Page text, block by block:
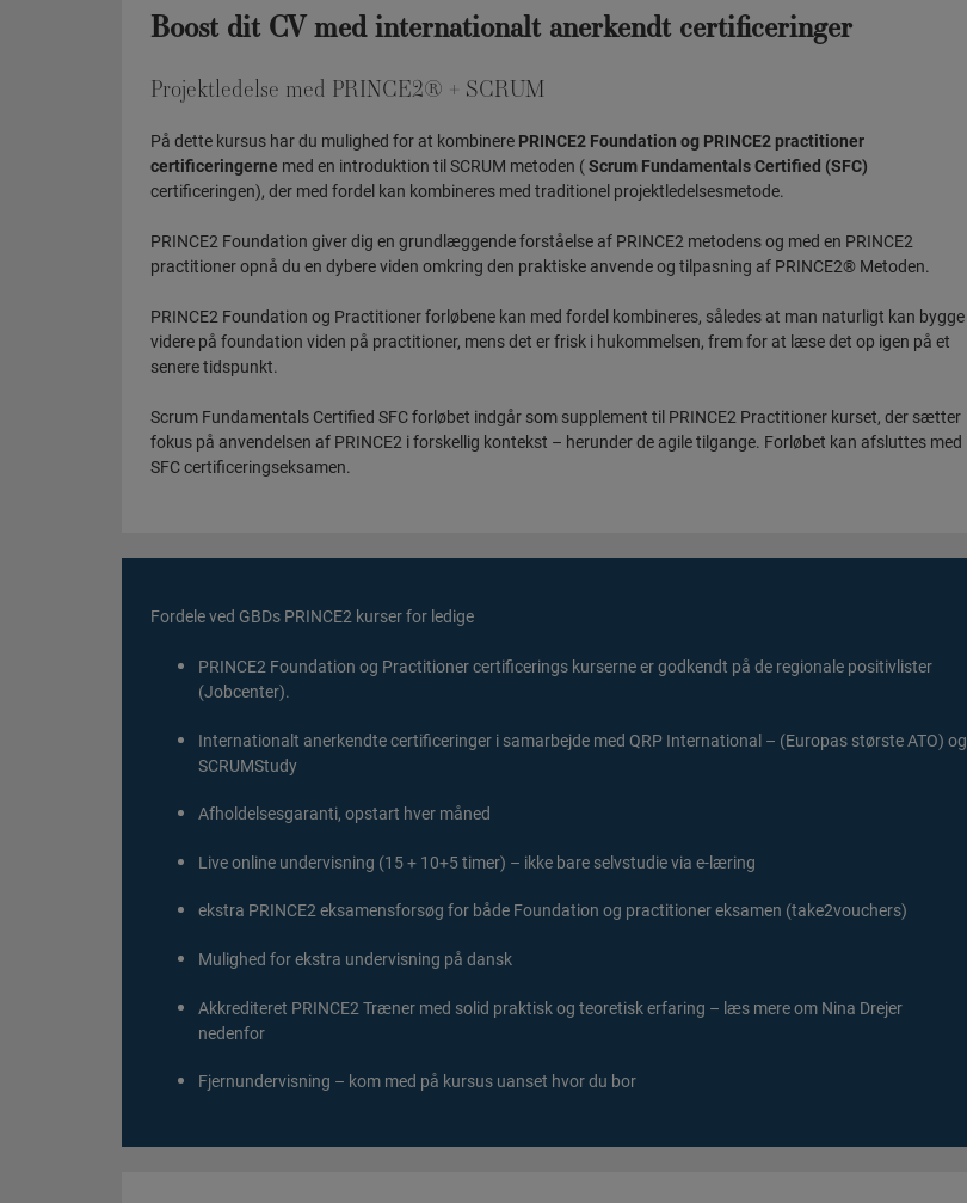
Boost dit CV med internationalt anerkendt certificeringer
Projektledelse med PRINCE2® + SCRUM
På dette kursus har du mulighed for at kombinere PRINCE2 Foundation og PRINCE2 practitioner
certificeringerne med en introduktion til SCRUM metoden (Scrum Fundamentals Certified (SFC)
certificeringen), der med fordel kan kombineres med traditionel projektledelsesmetode.
PRINCE2 Foundation giver dig en grundlæggende forståelse af PRINCE2 metodens og med en PRINCE2
practitioner opnå du en dybere viden omkring den praktiske anvende og tilpasning af PRINCE2® Metoden.
PRINCE2 Foundation og Practitioner forløbene kan med fordel kombineres, således at man naturligt kan bygge
videre på foundation viden på practitioner, mens det er frisk i hukommelsen, frem for at læse det op igen på et
senere tidspunkt.
Scrum Fundamentals Certified SFC forløbet indgår som supplement til PRINCE2 Practitioner kurset, der sætter
fokus på anvendelsen af PRINCE2 i forskellig kontekst – herunder de agile tilgange. Forløbet kan afsluttes med
SFC certificeringseksamen.
Fordele ved GBDs PRINCE2 kurser for ledige
PRINCE2 Foundation og Practitioner certificerings kurserne er godkendt på de regionale positivlister
(Jobcenter).
Internationalt anerkendte certificeringer i samarbejde med QRP International – (Europas største ATO) og
SCRUMStudy
Afholdelsesgaranti, opstart hver måned
Live online undervisning (15 + 10+5 timer) – ikke bare selvstudie via e-læring
ekstra PRINCE2 eksamensforsøg for både Foundation og practitioner eksamen (take2vouchers)
Mulighed for ekstra undervisning på dansk
Akkrediteret PRINCE2 Træner med solid praktisk og teoretisk erfaring – læs mere om Nina Drejer
nedenfor
Fjernundervisning – kom med på kursus uanset hvor du bor